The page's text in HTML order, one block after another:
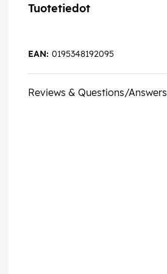
Tuotetiedot
0195348192095
EAN:
Reviews & Questions/Answers